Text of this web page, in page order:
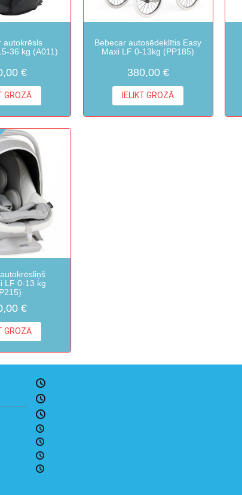
autokrēsls
36 kg (A011)
€
GROZĀ
Bebecar autosēdeklītis Easy
Maxi LF 0-13kg (PP185)
380,00 €
IELIKT GROZĀ
LF 0-13 kg
€
GROZĀ